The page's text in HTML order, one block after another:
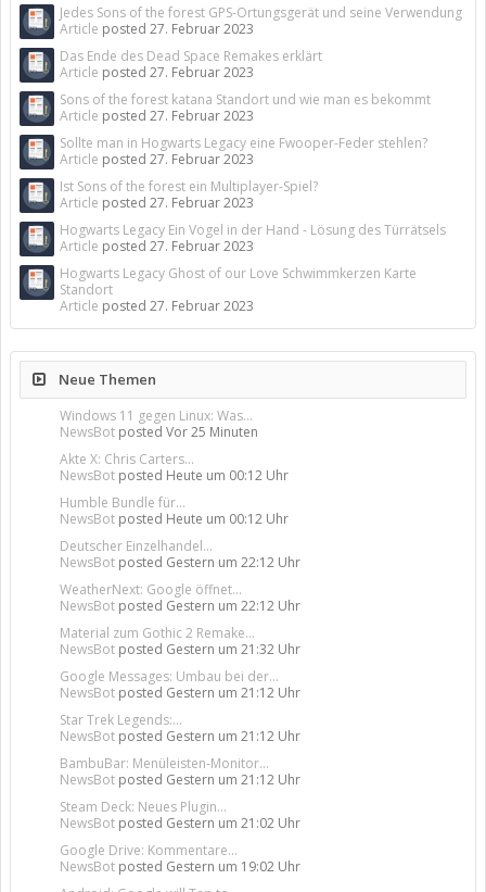
Jedes Sons of the forest GPS-Ortungsgerät und seine Verwendung
Article posted 27. Februar 2023
Das Ende des Dead Space Remakes erklärt
Article posted 27. Februar 2023
Sons of the forest katana Standort und wie man es bekommt
Article posted 27. Februar 2023
Sollte man in Hogwarts Legacy eine Fwooper-Feder stehlen?
Article posted 27. Februar 2023
Ist Sons of the forest ein Multiplayer-Spiel?
Article posted 27. Februar 2023
Hogwarts Legacy Ein Vogel in der Hand - Lösung des Türrätsels
Article posted 27. Februar 2023
Hogwarts Legacy Ghost of our Love Schwimmkerzen Karte
Standort
Article posted 27. Februar 2023
Neue Themen
Windows 11 gegen Linux: Was...
NewsBot posted Vor 25 Minuten
Akte X: Chris Carters...
NewsBot posted Heute um 00:12 Uhr
Humble Bundle für...
NewsBot posted Heute um 00:12 Uhr
Deutscher Einzelhandel...
NewsBot posted Gestern um 22:12 Uhr
WeatherNext: Google öffnet...
NewsBot posted Gestern um 22:12 Uhr
Material zum Gothic 2 Remake...
NewsBot posted Gestern um 21:32 Uhr
Google Messages: Umbau bei der...
NewsBot posted Gestern um 21:12 Uhr
Star Trek Legends:...
NewsBot posted Gestern um 21:12 Uhr
BambuBar: Menüleisten-Monitor...
NewsBot posted Gestern um 21:12 Uhr
Steam Deck: Neues Plugin...
NewsBot posted Gestern um 21:02 Uhr
Google Drive: Kommentare...
NewsBot posted Gestern um 19:02 Uhr